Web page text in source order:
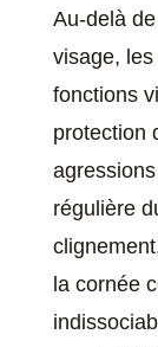
Au-delà
visage,
fonctions
protection
régulière
la cornée